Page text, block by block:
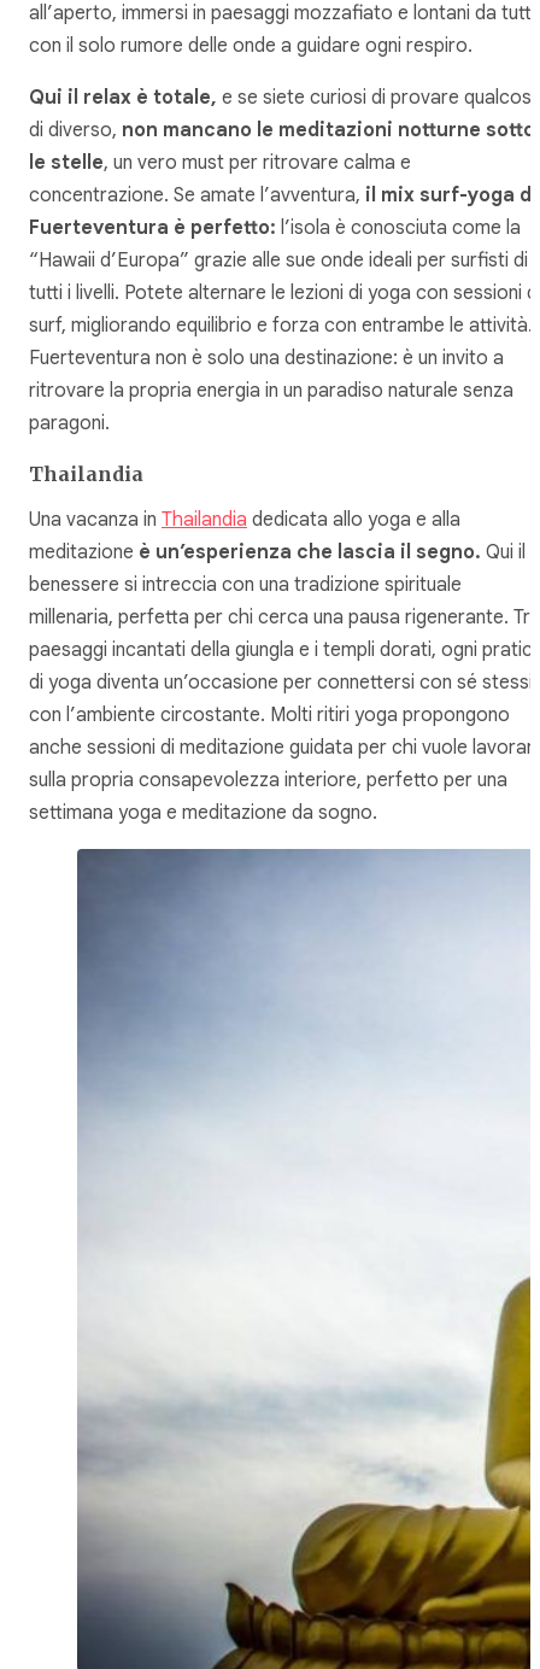
all’aperto, immersi in paesaggi mozzafiato e lontani da
con il solo rumore delle onde a guidare ogni respiro.
Qui il relax è totale, e se siete curiosi di provare
di diverso, non mancano le meditazioni notturne sotto
le stelle, un vero must per ritrovare calma e
concentrazione. Se amate l’avventura, il mix surf-yoga di
Fuerteventura è perfetto: l’isola è conosciuta come la
“Hawaii d’Europa” grazie alle sue onde ideali per surfisti di
tutti i livelli. Potete alternare le lezioni di yoga con sessioni di
surf, migliorando equilibrio e forza con entrambe le attività.
Fuerteventura non è solo una destinazione: è un invito a
ritrovare la propria energia in un paradiso naturale senza
paragoni.
Thailandia
Una vacanza in Thailandia dedicata allo yoga e alla
meditazione è un’esperienza che lascia il segno. Qui il
benessere si intreccia con una tradizione spirituale
millenaria, perfetta per chi cerca una pausa rigenerante.
paesaggi incantati della giungla e i templi dorati, ogni
di yoga diventa un’occasione per connettersi con sé stessi
con l’ambiente circostante. Molti ritiri yoga propongono
anche sessioni di meditazione guidata per chi vuole
sulla propria consapevolezza interiore, perfetto per una
settimana yoga e meditazione da sogno.